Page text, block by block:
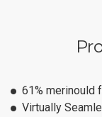
61% merinould
Virtually